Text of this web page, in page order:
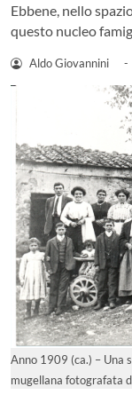
Ebbene, nello
questo nucleo
Aldo Giovannini -
Anno 1909 (ca.) – Una
mugellana fotografata